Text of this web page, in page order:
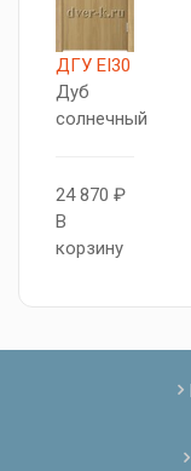
ДГУ EI30
Дуб
солнечный
24 870 ₽
В
корзину